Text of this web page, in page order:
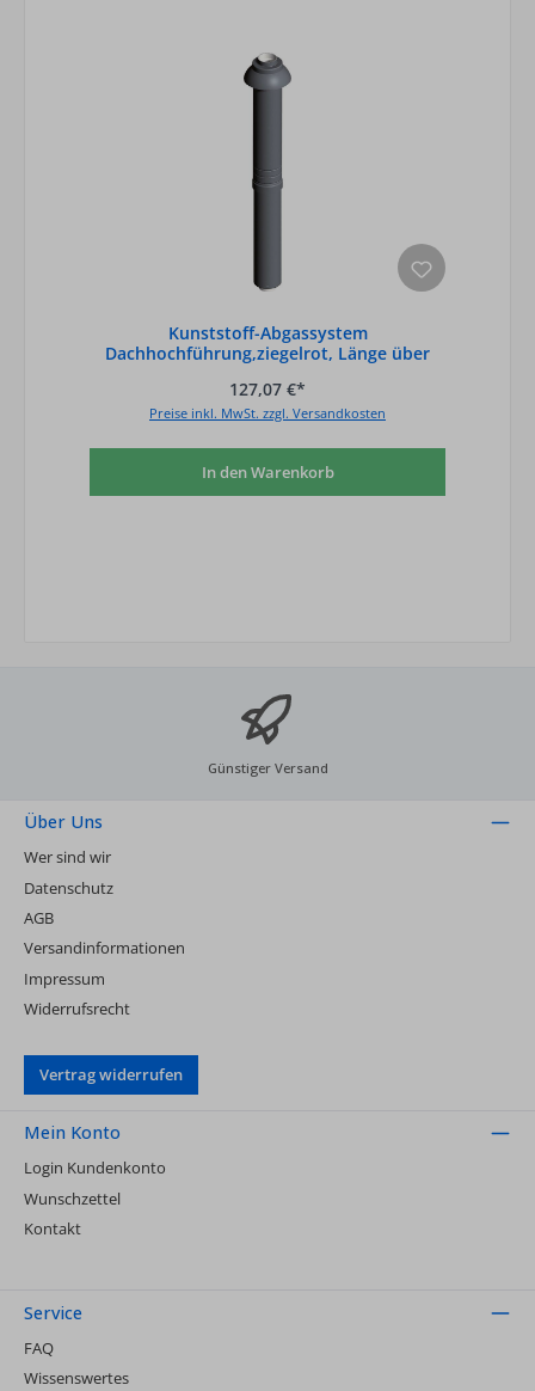
Kunststoff-Abgassystem
Dachhochführung,ziegelrot, Länge über
127,07 €*
Preise inkl. MwSt. zzgl. Versandkosten
In den Warenkorb
Günstiger Versand
Über Uns
Wer sind wir
Datenschutz
AGB
Versandinformationen
Impressum
Widerrufsrecht
Vertrag widerrufen
Mein Konto
Login Kundenkonto
Wunschzettel
Kontakt
Service
FAQ
Wissenswertes